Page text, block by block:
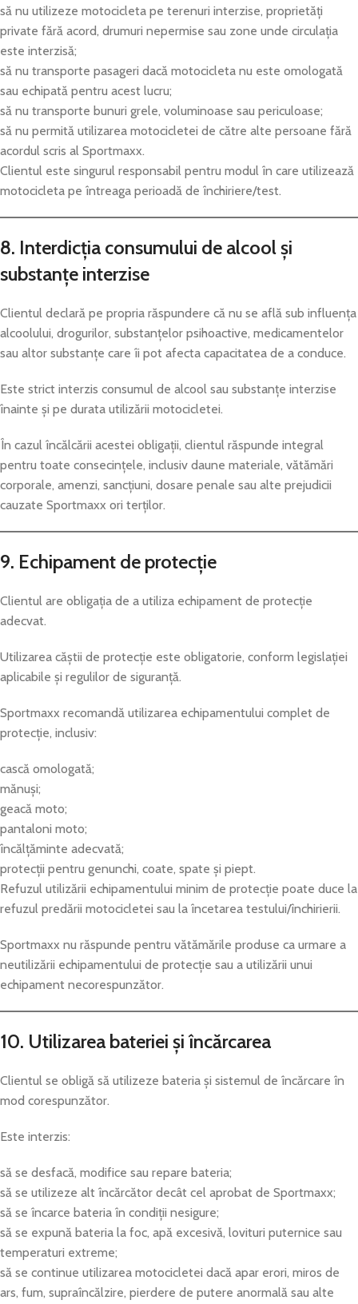
să nu utilizeze motocicleta pe terenuri interzise, proprietăți
private fără acord, drumuri nepermise sau zone unde circulația
este interzisă;
să nu transporte pasageri dacă motocicleta nu este omologată
sau echipată pentru acest lucru;
să nu transporte bunuri grele, voluminoase sau periculoase;
să nu permită utilizarea motocicletei de către alte persoane fără
acordul scris al Sportmaxx.
Clientul este singurul responsabil pentru modul în care utilizează
motocicleta pe întreaga perioadă de închiriere/test.
8. Interdicția consumului de alcool și
substanțe interzise
Clientul declară pe propria răspundere că nu se află sub influența
alcoolului, drogurilor, substanțelor psihoactive, medicamentelor
sau altor substanțe care îi pot afecta capacitatea de a conduce.
Este strict interzis consumul de alcool sau substanțe interzise
înainte și pe durata utilizării motocicletei.
În cazul încălcării acestei obligații, clientul răspunde integral
pentru toate consecințele, inclusiv daune materiale, vătămări
corporale, amenzi, sancțiuni, dosare penale sau alte prejudicii
cauzate Sportmaxx ori terților.
9. Echipament de protecție
Clientul are obligația de a utiliza echipament de protecție
adecvat.
Utilizarea căștii de protecție este obligatorie, conform legislației
aplicabile și regulilor de siguranță.
Sportmaxx recomandă utilizarea echipamentului complet de
protecție, inclusiv:
cască omologată;
mănuși;
geacă moto;
pantaloni moto;
încălțăminte adecvată;
protecții pentru genunchi, coate, spate și piept.
Refuzul utilizării echipamentului minim de protecție poate duce la
refuzul predării motocicletei sau la încetarea testului/închirierii.
Sportmaxx nu răspunde pentru vătămările produse ca urmare a
neutilizării echipamentului de protecție sau a utilizării unui
echipament necorespunzător.
10. Utilizarea bateriei și încărcarea
Clientul se obligă să utilizeze bateria și sistemul de încărcare în
mod corespunzător.
Este interzis:
să se desfacă, modifice sau repare bateria;
să se utilizeze alt încărcător decât cel aprobat de Sportmaxx;
să se încarce bateria în condiții nesigure;
să se expună bateria la foc, apă excesivă, lovituri puternice sau
temperaturi extreme;
să se continue utilizarea motocicletei dacă apar erori, miros de
ars, fum, supraîncălzire, pierdere de putere anormală sau alte